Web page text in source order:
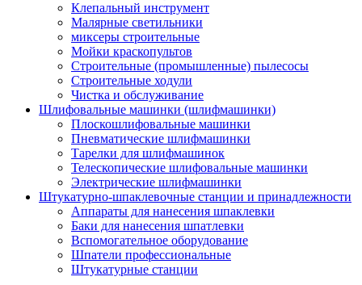
Клепальный инструмент
Малярные светильники
миксеры строительные
Мойки краскопультов
Строительные (промышленные) пылесосы
Строительные ходули
Чистка и обслуживание
Шлифовальные машинки (шлифмашинки)
Плоскошлифовальные машинки
Пневматические шлифмашинки
Тарелки для шлифмашинок
Телескопические шлифовальные машинки
Электрические шлифмашинки
Штукатурно-шпаклевочные станции и принадлежности
Аппараты для нанесения шпаклевки
Баки для нанесения шпатлевки
Вспомогательное оборудование
Шпатели профессиональные
Штукатурные станции